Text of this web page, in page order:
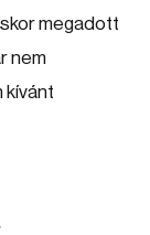
megadott
nem
kívánt